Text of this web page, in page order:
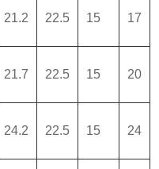
21.2 22.5 15 17
21.7 22.5 15 20
24.2 22.5 15 24